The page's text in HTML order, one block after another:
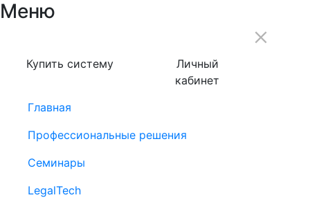
Меню
Купить систему
Личный
кабинет
Главная
Профессиональные решения
Семинары
LegalTech